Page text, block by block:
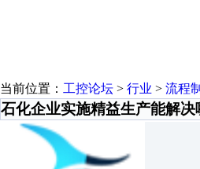
当前位置： 工控论坛 > 行业 > 流程
石化企业实施精益生产能解决